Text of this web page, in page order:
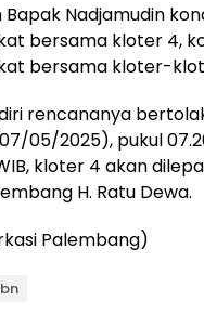
Bapak Nadjamudin
bersama kloter 4,
bersama kloter-
rencananya
05/2025), pukul
kloter 4 akan
H. Ratu Dewa.
Palembang)